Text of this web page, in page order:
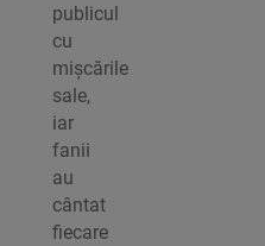
publicul
cu
mișcările
sale,
iar
fanii
au
cântat
fiecare